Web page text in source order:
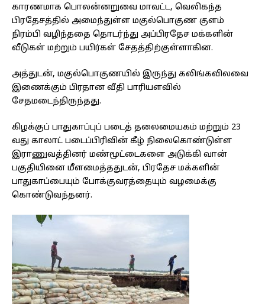
காரணமாக பொலன்னறுவை மாவட்ட, வெலிகந்த
பிரதேசத்தில் அமைந்துள்ள மகுல்பொகுண குளம்
நிரம்பி வழிந்ததை தொடர்ந்து அப்பிரதேச மக்களின்
வீடுகள் மற்றும் பயிர்கள் சேதத்திற்குள்ளாகின.
அத்துடன், மகுல்பொகுணயில் இருந்து கலிங்கவிலவை
இணைக்கும் பிரதான வீதி பாரியளவில்
சேதமடைந்திருந்தது.
கிழக்குப் பாதுகாப்புப் படைத் தலைமையகம் மற்றும் 23
வது காலாட் படைப்பிரிவின் கீழ் நிலைகொண்டுள்ள
இராணுவத்தினர் மண்மூட்டைகளை அடுக்கி வான்
பகுதியினை மீளமைத்ததுடன், பிரதேச மக்களின்
பாதுகாப்பையும் போக்குவரத்தையும் வழமைக்கு
கொண்டுவந்தனர்.